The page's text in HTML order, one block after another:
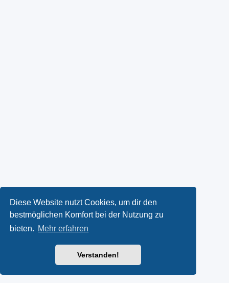
Diese Website nutzt Cookies, um dir den
bestmöglichen Komfort bei der Nutzung zu
bieten. Mehr erfahren
Verstanden!